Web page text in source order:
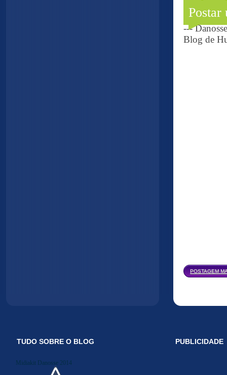
Postar
---
Blog de
POSTAGEM
TUDO SOBRE O BLOG
Midiakit Danosse 2014
PUBLICIDADE